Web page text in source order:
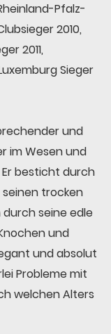
Pfalz-
2010,
2011,
Sieger
und
im Wesen und
besticht durch
trocken
seine edle
und
und absolut
Probleme mit
welchen Alters